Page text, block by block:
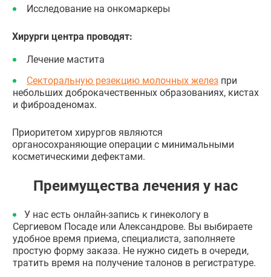
Исследование на онкомаркеры
Хирурги центра проводят:
Лечение мастита
Секторальную резекцию молочных желез при
небольших доброкачественных образованиях, кистах
и фиброаденомах.
Приоритетом хирургов являются
органосохраняющие операции с минимальными
косметическими дефектами.
Преимущества лечения у нас
У нас есть онлайн-запись к гинекологу в
Сергиевом Посаде или Александрове. Вы выбираете
удобное время приема, специалиста, заполняете
простую форму заказа. Не нужно сидеть в очереди,
тратить время на получение талонов в регистратуре.